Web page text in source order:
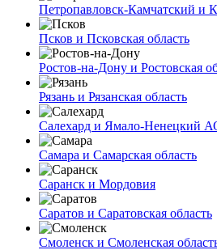
Петропавловск-Камчатский и
Псков и Псковская область
Ростов-на-Дону и Ростовская
Рязань и Рязанская область
Салехард и Ямало-Ненецкий
Самара и Самарская область
Саранск и Мордовия
Саратов и Саратовская область
Смоленск и Смоленская